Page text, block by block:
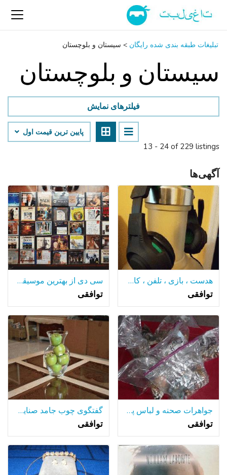
تبلیغات طبقه بندی شده رایگان > سیستان و بلوچستان
سیستان و بلوچستان
13 - 24 of 229 listings
فیلترهای نمایش
پایین ‌ترین قیمت اول
آگهی‌ها
هدست ، بازی ، تلفن ، کامپیوتر ، جدید ، کنترل حجم صدا
توافقی
سی دی از بهترین موسیقی کلاسیک
توافقی
جواهرات صحنه و لباس پرنعمت!!!!
توافقی
گفتگوی چوب جامد صنایع سبز سیب مجموعه ای از 5 w / گلدان
توافقی